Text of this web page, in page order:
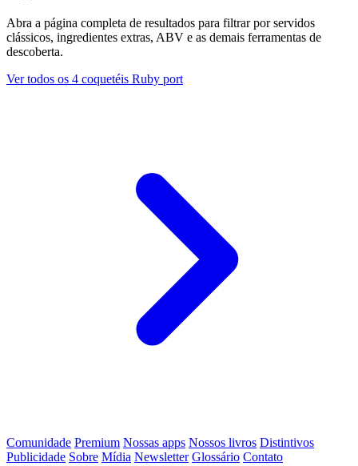
Abra a página completa de resultados para filtrar por servidos
clássicos, ingredientes extras, ABV e as demais ferramentas de
descoberta.
Ver todos os 4 coquetéis Ruby port
Comunidade Premium Nossas apps Nossos livros Distintivos
Publicidade Sobre Mídia Newsletter Glossário Contato